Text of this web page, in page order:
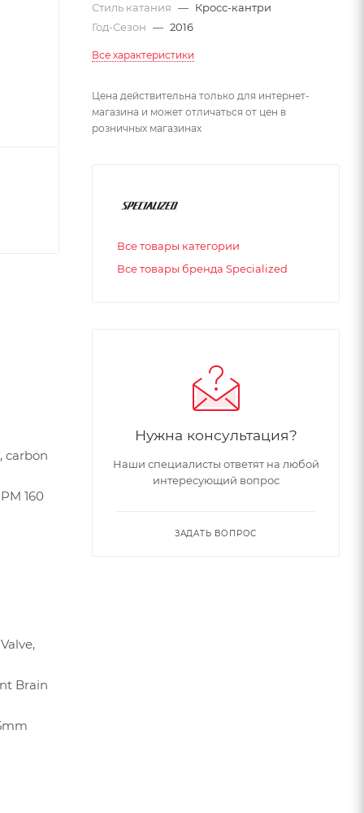
carbon
160
Brain
Стиль катания — Кросс-кантри
Год-Сезон — 2016
Все характеристики
Цена действительна только для интернет-
магазина и может отличаться от цен в
розничных магазинах
Все товары категории
Все товары бренда Specialized
Нужна консультация?
Наши специалисты ответят на любой
интересующий вопрос
ЗАДАТЬ ВОПРОС